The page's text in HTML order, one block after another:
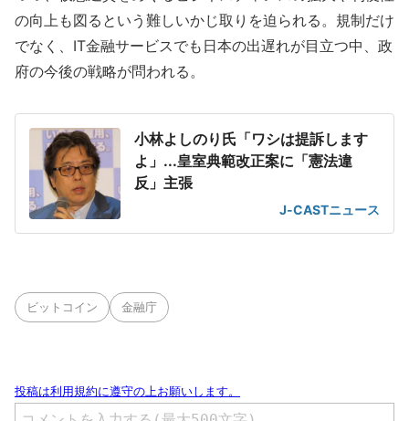
の向上も図るという難しいかじ取りを迫られる。規制だけ
でなく、IT金融サービスでも日本の出遅れが目立つ中、政
府の今後の戦略が問われる。
小林よしのり氏「ワシは提訴します
よ」...皇室典範改正案に「憲法違
反」主張
J-CASTニュース
ビットコイン 金融庁